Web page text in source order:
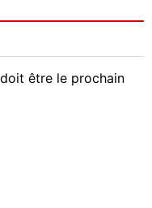
être le prochain